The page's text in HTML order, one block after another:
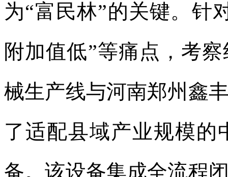
为“富民林”的关键。针
附加值低”等痛点，考
械生产线与河南郑州鑫
了适配县域产业规模的
备。该设备集成全流程